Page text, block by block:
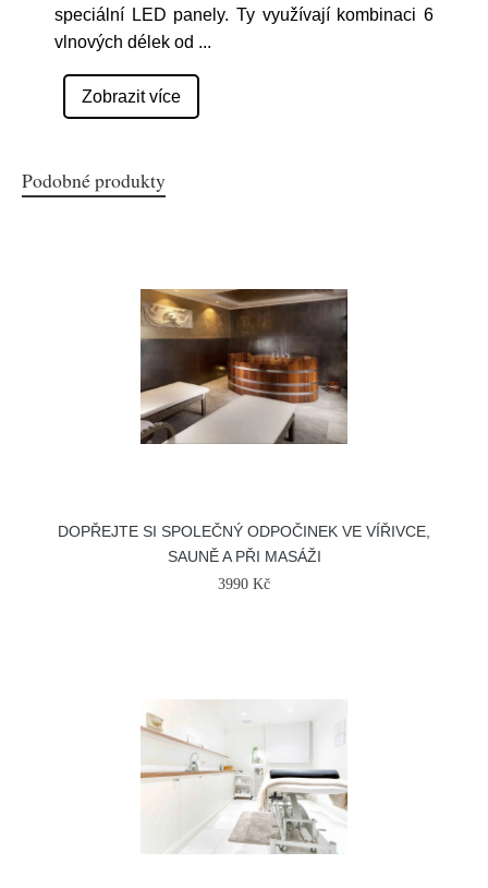
speciální LED panely. Ty využívají kombinaci 6
vlnových délek od ...
Zobrazit více
Podobné produkty
DOPŘEJTE SI SPOLEČNÝ ODPOČINEK VE VÍŘIVCE,
SAUNĚ A PŘI MASÁŽI
3990 Kč